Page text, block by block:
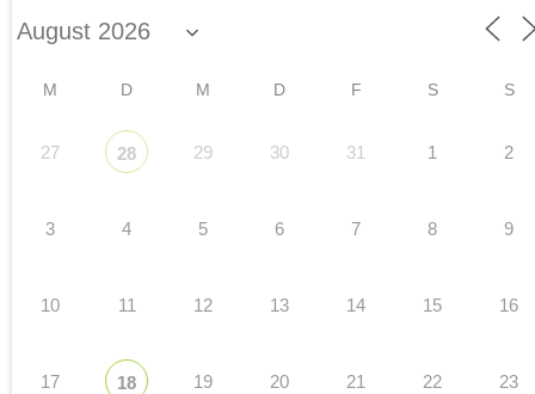
M D M D F S S
27 28 29 30 31 1 2
3 4 5 6 7 8 9
10 11 12 13 14 15 16
17 18 19 20 21 22 23